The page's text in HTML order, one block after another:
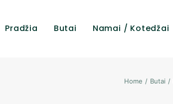
Pradžia Butai Namai / Kotedžai
Home Butai